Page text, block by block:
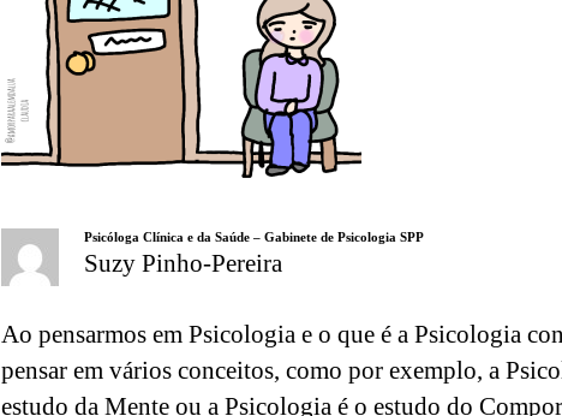
Psicóloga Clínica e da Saúde – Gabinete de Psicologia SPP
Suzy Pinho-Pereira
Ao pensarmos em Psicologia e o que é a Psicologia
pensar em vários conceitos, como por exemplo, a
estudo da Mente ou a Psicologia é o estudo do